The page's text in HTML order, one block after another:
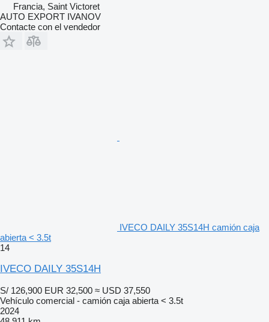
Francia, Saint Victoret
AUTO EXPORT IVANOV
Contacte con el vendedor
IVECO DAILY 35S14H camión caja
abierta < 3.5t
14
IVECO DAILY 35S14H
S/ 126,900 EUR 32,500 ≈ USD 37,550
Vehículo comercial - camión caja abierta < 3.5t
2024